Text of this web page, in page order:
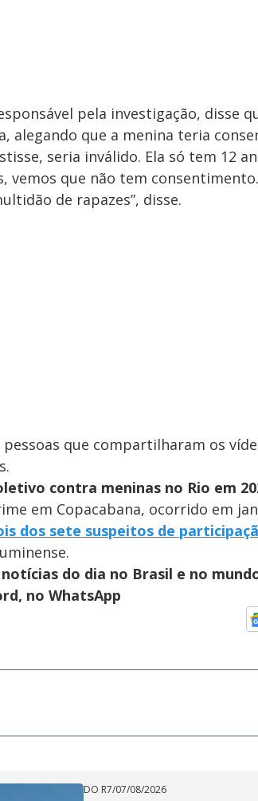
pela investigação, disse
alegando que a menina teria
seria inválido. Ela só tem 12
vemos que não tem
de rapazes”, disse.
que compartilharam os
contra meninas no Rio em
em Copacabana, ocorrido em
dos sete suspeitos de
do dia no Brasil e no
no WhatsApp
DO R7/07/08/2026